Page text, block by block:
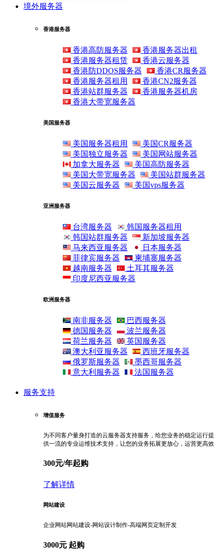
境外服务器
香港服务器
香港高防服务器
香港服务器出租
香港服务器租赁
香港云服务器
香港防DDOS服务器
香港CR服务器
香港服务器租用
香港CN2服务器
香港站群服务器
香港服务器机房
香港大带宽服务器
美国服务器
美国服务器租用
美国CR服务器
美国独立服务器
美国网站服务器
加拿大服务器
美国高防服务器
美国大带宽服务器
美国站群服务器
美国云服务器
美国vps服务器
亚洲服务器
台湾服务器
韩国服务器租用
韩国站群服务器
新加坡服务器
马来西亚服务器
日本服务器
菲律宾服务器
柬埔寨服务器
越南服务器
土耳其服务器
印度尼西亚服务器
欧洲服务器
南非服务器
巴西服务器
德国服务器
波兰服务器
荷兰服务器
英国服务器
澳大利亚服务器
西班牙服务器
俄罗斯服务器
墨西哥服务器
意大利服务器
法国服务器
服务支持
增值服务
为不同客户量身打造的云服务器支持服务，给您业务的稳定运行提
供一流的专业运维技术支持，让您的业务拓展更放心，运营更高效
300元/年起购
了解详情
网站建设
企业网站网站建设-网站设计制作-高端网页定制开发
3000元 起购